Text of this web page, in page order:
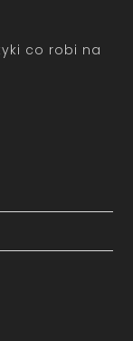
co robi na